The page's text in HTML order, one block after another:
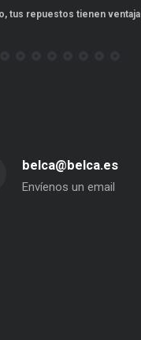
tus repuestos tienen ventajas
belca@belca.es
Envíenos un email